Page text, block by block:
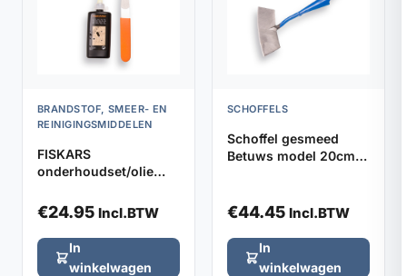
BRANDSTOF, SMEER- EN
REINIGINGSMIDDELEN
FISKARS
onderhoudset/olie
€24.95 Incl.BTW
In
winkelwagen
SCHOFFELS
Schoffel gesmeed
Betuws model 20cm
€44.45 Incl.BTW
In
winkelwagen